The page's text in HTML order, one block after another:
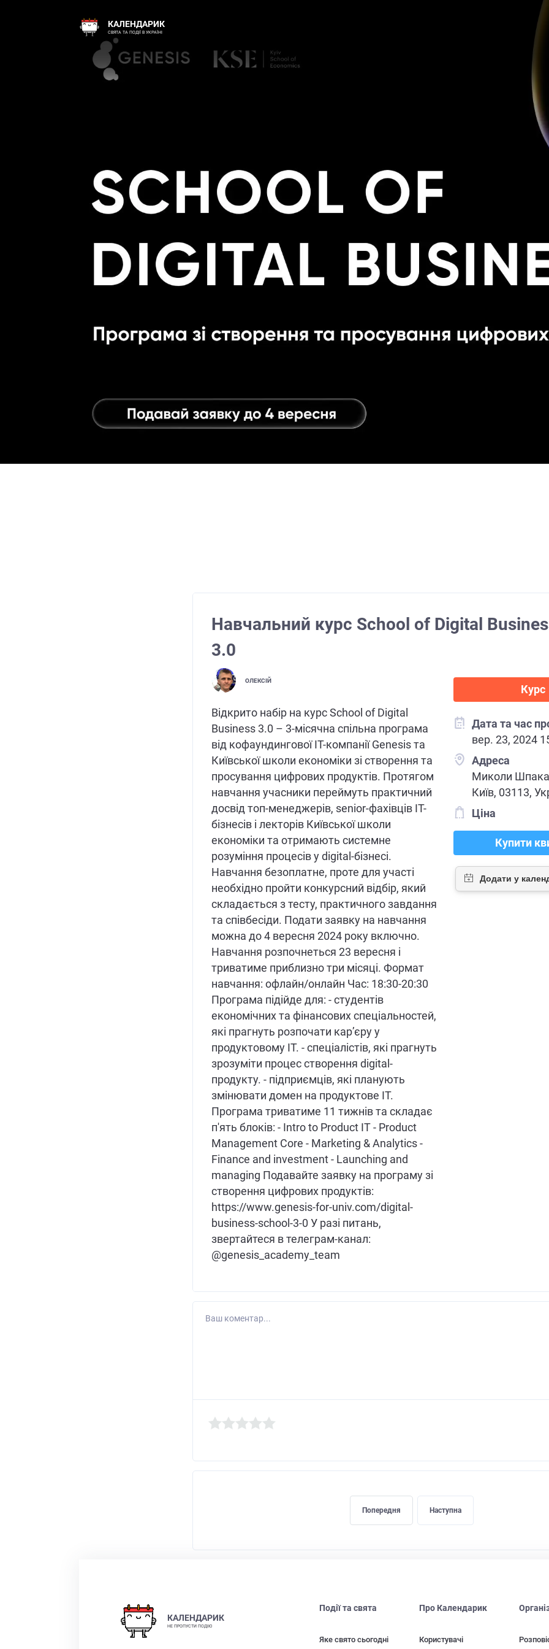
КАЛЕНДАРИК
СВЯТА ТА ПОДІЇ В УКРАЇНІ
Навчальний курс School of Digital
3.0
ОЛЕКСІЙ
Відкрито набір на курс School of Digital
Business 3.0 – 3-місячна спільна програма
від кофаундингової ІТ-компанії Genesis та
Київської школи економіки зі створення та
просування цифрових продуктів. Протягом
навчання учасники переймуть практичний
досвід топ-менеджерів, senior-фахівців IT-
бізнесів і лекторів Київської школи
економіки та отримають системне
розуміння процесів у digital-бізнесі.
Навчання безоплатне, проте для участі
необхідно пройти конкурсний відбір, який
складається з тесту, практичного завдання
та співбесіди. Подати заявку на навчання
можна до 4 вересня 2024 року включно.
Навчання розпочнеться 23 вересня і
триватиме приблизно три місяці. Формат
навчання: офлайн/онлайн Час: 18:30-20:30
Програма підійде для: - студентів
економічних та фінансових спеціальностей,
які прагнуть розпочати кар’єру у
продуктовому ІТ. - спеціалістів, які прагнуть
зрозуміти процес створення digital-
продукту. - підприємців, які планують
змінювати домен на продуктове ІТ.
Програма триватиме 11 тижнів та складає
п'ять блоків: - Intro to Product IT - Product
Management Core - Marketing & Analytics -
Finance and investment - Launching and
managing Подавайте заявку на програму зі
створення цифрових продуктів:
https://www.genesis-for-univ.com/digital-
business-school-3-0 У разі питань,
звертайтеся в телеграм-канал:
@genesis_academy_team
Курс
Дата та час
вер. 23, 2024
Адреса
Миколи
Київ, 03113,
Ціна
Купити
Ваш коментар...
Попередня Наступна
КАЛЕНДАРИК
НЕ ПРОПУСТИ ПОДІЮ
Події та свята
Яке свято сьогодні
Про Календарик
Користувачі